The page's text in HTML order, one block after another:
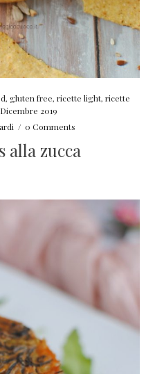
,gluten free,ricette light,ricette
2019
/ 0 Comments
alla zucca